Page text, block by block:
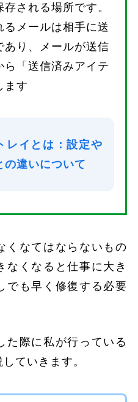
される場所です。
メールは相手に送
り、メールが送信
ら「送信済みアイテ
ます
レイとは：設定や
の違いについて
くなてはならないもの
なくなると仕事に大き
でも早く修復する必要
た際に私が行っている
ていきます。